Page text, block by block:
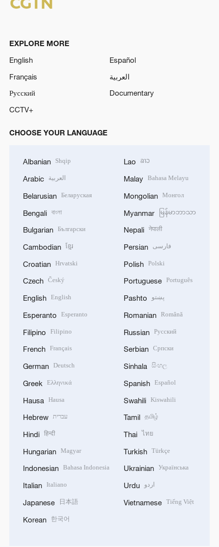
EXPLORE MORE
English
Español
Français
العربية
Русский
Documentary
CCTV+
CHOOSE YOUR LANGUAGE
Albanian Shqip
Arabic العربية
Belarusian Беларуская
Bengali বাংলা
Bulgarian Български
Cambodian ខ្មែរ
Croatian Hrvatski
Czech Český
English English
Esperanto Esperanto
Filipino Filipino
French Français
German Deutsch
Greek Ελληνικά
Hausa Hausa
Hebrew עברית
Hindi हिन्दी
Hungarian Magyar
Indonesian Bahasa Indonesia
Italian Italiano
Japanese 日本語
Korean 한국어
Lao ລາວ
Malay Bahasa Melayu
Mongolian Монгол
Myanmar မြန်မာဘာသာ
Nepali नेपाली
Persian فارسی
Polish Polski
Portuguese Português
Pashto پښتو
Romanian Română
Russian Русский
Serbian Српски
Sinhala සිංහල
Spanish Español
Swahili Kiswahili
Tamil தமிழ்
Thai ไทย
Turkish Türkçe
Ukrainian Українська
Urdu اردو
Vietnamese Tiếng Việt